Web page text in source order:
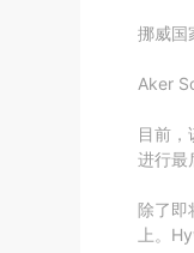
挪威国
Aker
目前
进行最
除了即
上。